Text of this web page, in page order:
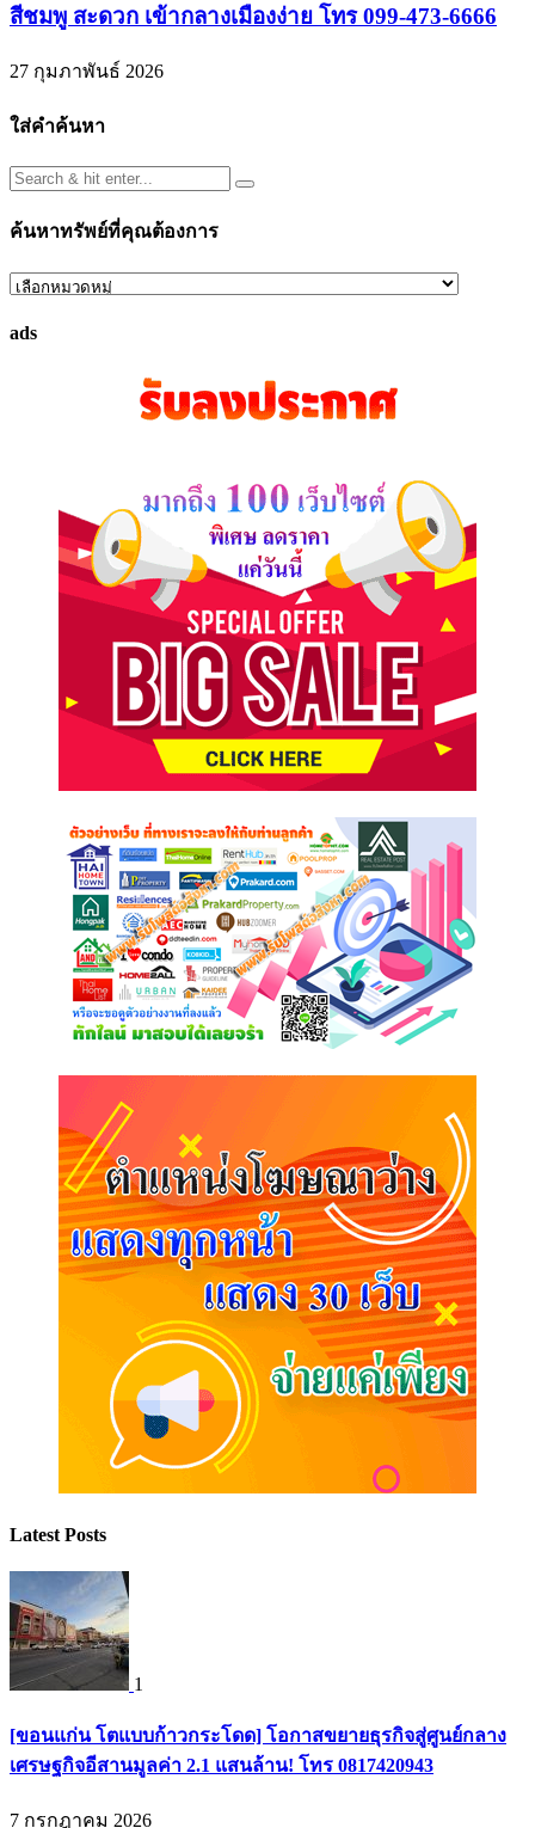
สีชมพู สะดวก เข้ากลางเมืองง่าย โทร 099-473-6666
27 กุมภาพันธ์ 2026
ใส่คำค้นหา
ค้นหาทรัพย์ที่คุณต้องการ
ค้นหา
ที่
ads
Latest Posts
1
[ขอนแก่น โตแบบก้าวกระโดด] โอกาสขยายธุรกิจสู่ศูนย์กลาง
เศรษฐกิจอีสานมูลค่า 2.1 แสนล้าน! โทร 0817420943
7 กรกฎาคม 2026